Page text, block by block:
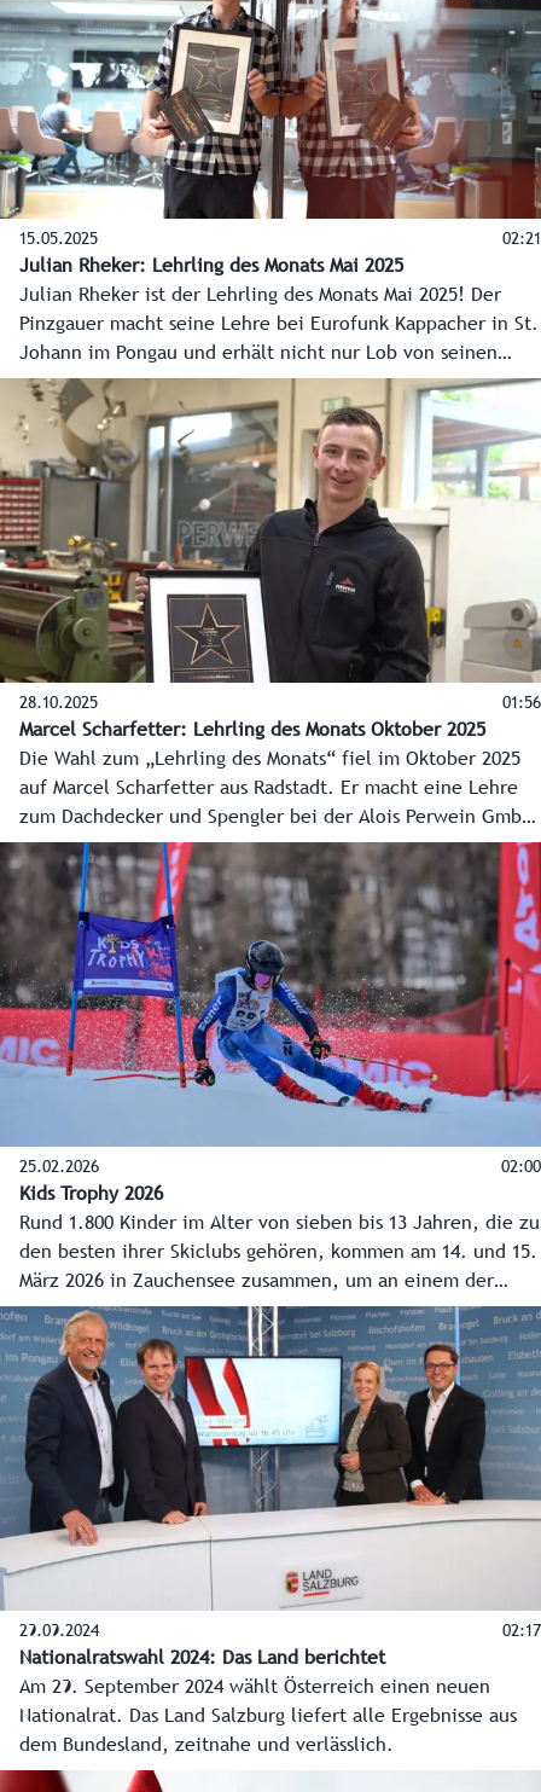
15.05.2025 02:21
Julian Rheker: Lehrling des Monats Mai 2025
Julian Rheker ist der Lehrling des Monats Mai 2025! Der
Pinzgauer macht seine Lehre bei Eurofunk Kappacher in St.
Johann im Pongau und erhält nicht nur Lob von seinen
Ausbildern, sondern auch von den Kollegen. Herzliche
Gratulation!
28.10.2025 01:56
Marcel Scharfetter: Lehrling des Monats Oktober 2025
Die Wahl zum „Lehrling des Monats“ fiel im Oktober 2025
auf Marcel Scharfetter aus Radstadt. Er macht eine Lehre
zum Dachdecker und Spengler bei der Alois Perwein GmbH
in Altenmarkt im Pongau.
25.02.2026 02:00
Kids Trophy 2026
Rund 1.800 Kinder im Alter von sieben bis 13 Jahren, die zu
den besten ihrer Skiclubs gehören, kommen am 14. und 15.
März 2026 in Zauchensee zusammen, um an einem der
größten internationalen Kinderskirennen teilzunehmen.
Das Umfeld der Kids Trophy wird den jungen
Teilnehmerinnen und Teilnehmern dabei das Gefühl
vermitteln, selbst bereits zu den ganz Großen zu zählen.
29.09.2024 02:17
Nationalratswahl 2024: Das Land berichtet
Am 29. September 2024 wählt Österreich einen neuen
Nationalrat. Das Land Salzburg liefert alle Ergebnisse aus
dem Bundesland, zeitnahe und verlässlich.